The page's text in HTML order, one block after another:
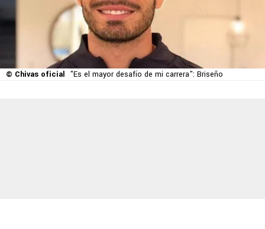
© Chivas oficial "Es el mayor desafío de mi carrera": Briseño